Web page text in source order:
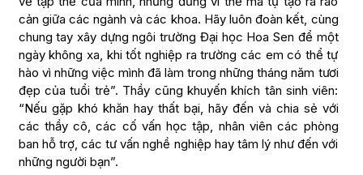
cản giữa các ngành và các khoa. Hãy luôn đoàn kết, cùng
chung tay xây dựng ngôi trường Đại học Hoa Sen để một
ngày không xa, khi tốt nghiệp ra trường các em có thể tự
hào vì những việc mình đã làm trong những tháng năm tươi
đẹp của tuổi trẻ”. Thầy cũng khuyến khích tân sinh viên:
“Nếu gặp khó khăn hay thất bại, hãy đến và chia sẻ với
các thầy cô, các cố vấn học tập, nhân viên các phòng
ban hỗ trợ, các tư vấn nghề nghiệp hay tâm lý như đến với
những người bạn”.